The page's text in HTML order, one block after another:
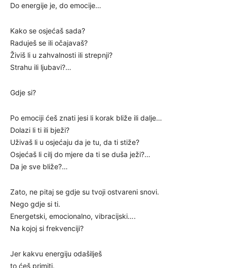
Do energije je, do emocije…
Kako se osjećaš sada?
Raduješ se ili očajavaš?
Živiš li u zahvalnosti ili strepnji?
Strahu ili ljubavi?…
Gdje si?
Po emociji ćeš znati jesi li korak bliže ili dalje…
Dolazi li ti ili bježi?
Uživaš li u osjećaju da je tu, da ti stiže?
Osjećaš li cilj do mjere da ti se duša ježi?…
Da je sve bliže?…
Zato, ne pitaj se gdje su tvoji ostvareni snovi.
Nego gdje si ti.
Energetski, emocionalno, vibracijski….
Na kojoj si frekvenciji?
Jer kakvu energiju odašilješ
to ćeš primiti.